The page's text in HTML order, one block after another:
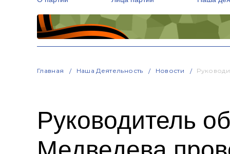
Главная Наша Деятельность Новости
Руководитель